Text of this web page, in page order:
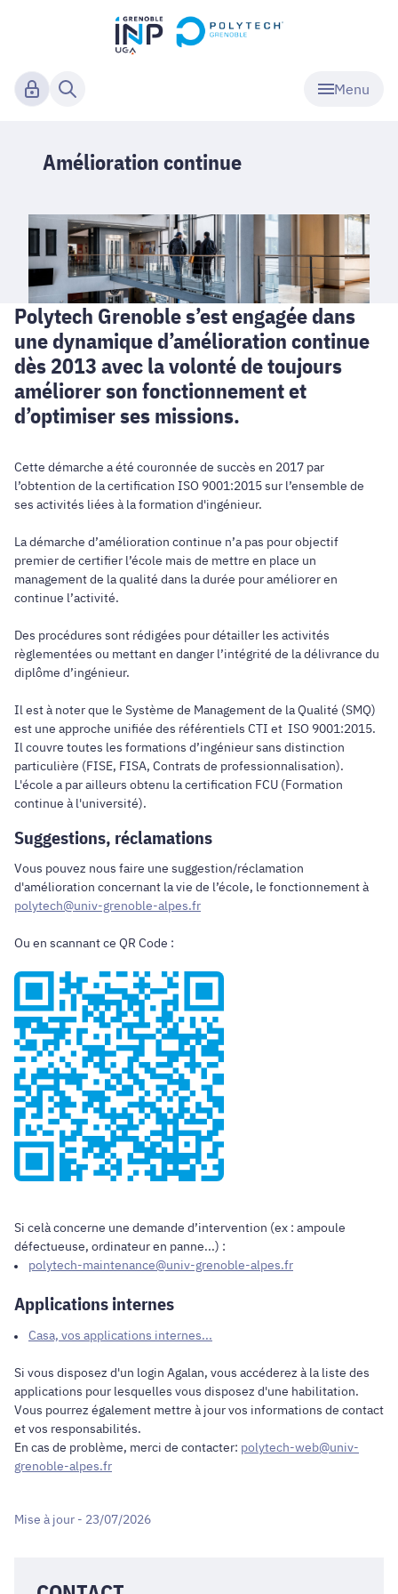
Menu
Amélioration continue
Polytech Grenoble s’est engagée dans
une dynamique d’amélioration continue
dès 2013 avec la volonté de toujours
améliorer son fonctionnement et
d’optimiser ses missions.
Cette démarche a été couronnée de succès en 2017 par
l’obtention de la certification ISO 9001:2015 sur l’ensemble de
ses activités liées à la formation d'ingénieur.
La démarche d’amélioration continue n’a pas pour objectif
premier de certifier l’école mais de mettre en place un
management de la qualité dans la durée pour améliorer en
continue l’activité.
Des procédures sont rédigées pour détailler les activités
règlementées ou mettant en danger l’intégrité de la délivrance du
diplôme d’ingénieur.
Il est à noter que le Système de Management de la Qualité (SMQ)
est une approche unifiée des référentiels CTI et ISO 9001:2015.
Il couvre toutes les formations d’ingénieur sans distinction
particulière (FISE, FISA, Contrats de professionnalisation).
L'école a par ailleurs obtenu la certification FCU (Formation
continue à l'université).
Suggestions, réclamations
Vous pouvez nous faire une suggestion/réclamation
d'amélioration concernant la vie de l’école, le fonctionnement à
polytech@univ-grenoble-alpes.fr
Ou en scannant ce QR Code :
Si celà concerne une demande d’intervention (ex : ampoule
défectueuse, ordinateur en panne...) :
polytech-maintenance@univ-grenoble-alpes.fr
Applications internes
Casa, vos applications internes...
Si vous disposez d'un login Agalan, vous accéderez à la liste des
applications pour lesquelles vous disposez d'une habilitation.
Vous pourrez également mettre à jour vos informations de contact
et vos responsabilités.
En cas de problème, merci de contacter: polytech-web@univ-
grenoble-alpes.fr
Mise à jour - 23/07/2026